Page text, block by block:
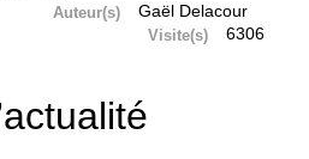
Auteur(s) Gaël Delacour
Visite(s)
6306